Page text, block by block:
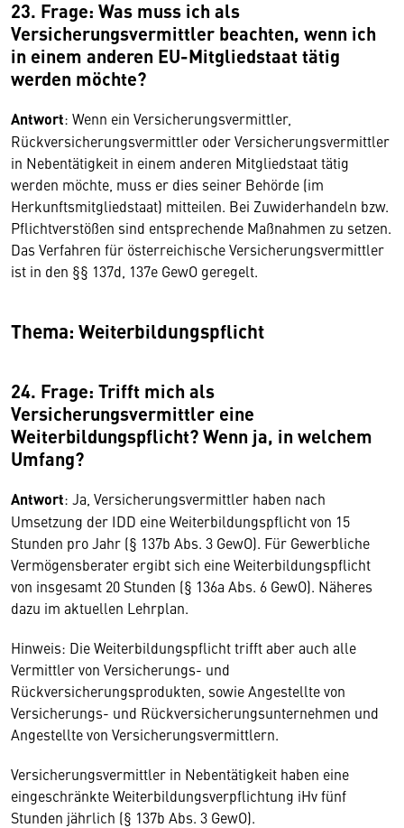
23. Frage: Was muss ich als
Versicherungsvermittler beachten, wenn ich
in einem anderen EU-Mitgliedstaat tätig
werden möchte?
Antwort: Wenn ein Versicherungsvermittler,
Rückversicherungsvermittler oder Versicherungsvermittler
in Nebentätigkeit in einem anderen Mitgliedstaat tätig
werden möchte, muss er dies seiner Behörde (im
Herkunftsmitgliedstaat) mitteilen. Bei Zuwiderhandeln bzw.
Pflichtverstößen sind entsprechende Maßnahmen zu setzen.
Das Verfahren für österreichische Versicherungsvermittler
ist in den §§ 137d, 137e GewO geregelt.
Thema: Weiterbildungspflicht
24. Frage: Trifft mich als
Versicherungsvermittler eine
Weiterbildungspflicht? Wenn ja, in welchem
Umfang?
Antwort: Ja, Versicherungsvermittler haben nach
Umsetzung der IDD eine Weiterbildungspflicht von 15
Stunden pro Jahr (§ 137b Abs. 3 GewO). Für Gewerbliche
Vermögensberater ergibt sich eine Weiterbildungspflicht
von insgesamt 20 Stunden (§ 136a Abs. 6 GewO). Näheres
dazu im aktuellen Lehrplan.
Hinweis: Die Weiterbildungspflicht trifft aber auch alle
Vermittler von Versicherungs- und
Rückversicherungsprodukten, sowie Angestellte von
Versicherungs- und Rückversicherungsunternehmen und
Angestellte von Versicherungsvermittlern.
Versicherungsvermittler in Nebentätigkeit haben eine
eingeschränkte Weiterbildungsverpflichtung iHv fünf
Stunden jährlich (§ 137b Abs. 3 GewO).